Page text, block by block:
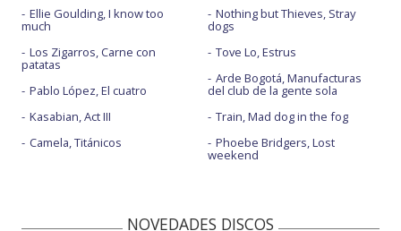
Ellie Goulding, I know too
much
Los Zigarros, Carne con
patatas
Pablo López, El cuatro
Kasabian, Act III
Camela, Titánicos
Nothing but Thieves, Stray
dogs
Tove Lo, Estrus
Arde Bogotá, Manufacturas
del club de la gente sola
Train, Mad dog in the fog
Phoebe Bridgers, Lost
weekend
NOVEDADES DISCOS